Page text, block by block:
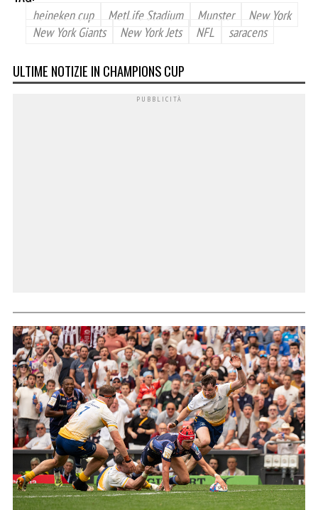
heineken cup MetLife Stadium Munster
New York
New York Giants
New York Jets NFL saracens
ULTIME NOTIZIE IN CHAMPIONS CUP